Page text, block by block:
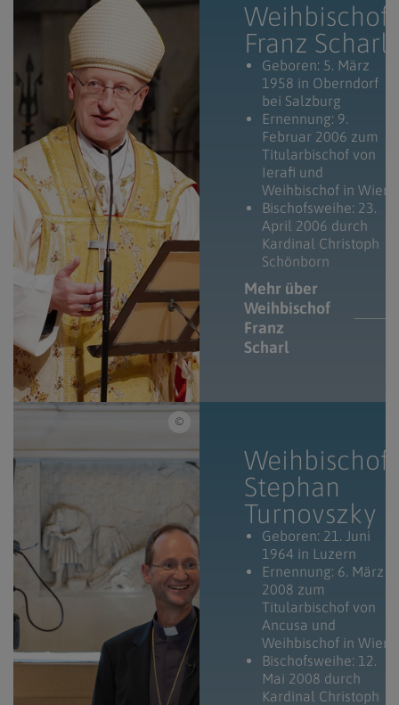
Weihbischof
Franz Scharl
Geboren: 5. März
1958 in Oberndorf
bei Salzburg
Ernennung: 9.
Februar 2006 zum
Titularbischof von
Ierafi und
Weihbischof in Wien
Bischofsweihe: 23.
April 2006 durch
Kardinal Christoph
Schönborn
Mehr über
Weihbischof
Franz
Scharl
Weihbischof
Stephan
Turnovszky
Geboren: 21. Juni
1964 in Luzern
Ernennung: 6. März
2008 zum
Titularbischof von
Ancusa und
Weihbischof in Wien
Bischofsweihe: 12.
Mai 2008 durch
Kardinal Christoph